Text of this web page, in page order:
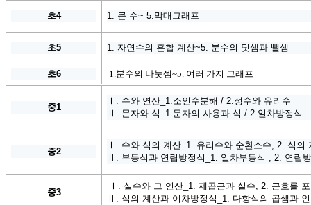
초4 1. 큰 수~ 5.막대그래프
초5 1. 자연수의 혼합 계산~5. 분수의 덧셈과 뺄셈
초6 1.분수의 나눗셈~5. 여러 가지 그래프
중1
Ⅰ. 수와 연산_1.소인수분해 / 2.정수와 유리수
Ⅱ. 문자와 식_1.문자의 사용과 식 / 2.일차방정식
중2
Ⅰ. 수와 식의 계산_1. 유리수와 순환소수, 2. 식의
Ⅱ. 부등식과 연립방정식_1. 일차부등식 , 2. 연립
중3
Ⅰ. 실수와 그 연산_1. 제곱근과 실수, 2. 근호를
Ⅱ. 식의 계산과 이차방정식_1. 다항식의 곱셈과